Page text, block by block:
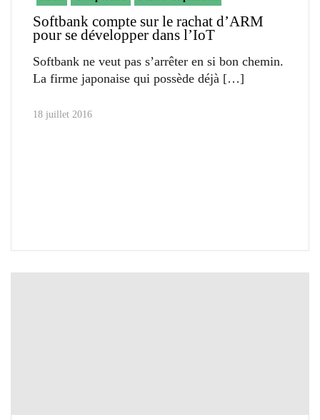
Softbank compte sur le rachat d’ARM
pour se développer dans l’IoT
Softbank ne veut pas s’arrêter en si bon chemin.
La firme japonaise qui possède déjà
18 juillet 2016